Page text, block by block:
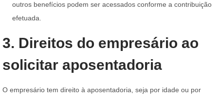
outros benefícios podem ser acessados conforme a contribuição
efetuada.
3. Direitos do empresário ao
solicitar aposentadoria
O empresário tem direito à aposentadoria, seja por idade ou por